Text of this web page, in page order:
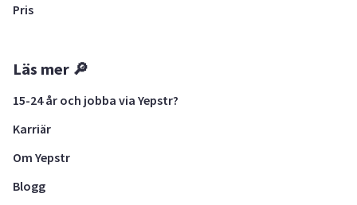
Pris
Läs mer 🔎
15-24 år och jobba via Yepstr?
Karriär
Om Yepstr
Blogg